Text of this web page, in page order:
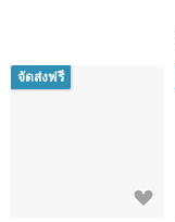
จัดส่งฟรี